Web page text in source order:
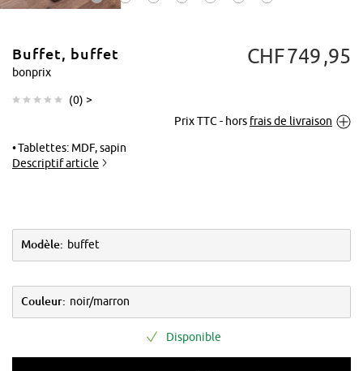
Tapoter pour
Buffet, buffet
bonprix
(0) >
CHF749 95
Prix TTC - hors frais de livraison
Tablettes: MDF, sapin
Descriptif article
Modèle: buffet
Couleur: noir/marron
Disponible